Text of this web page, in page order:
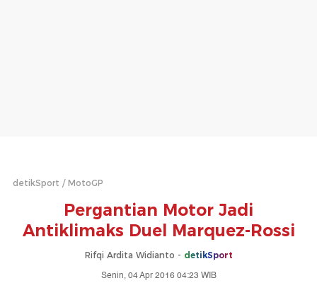
detikSport MotoGP
Pergantian Motor Jadi
Antiklimaks Duel Marquez-Rossi
Rifqi Ardita Widianto - detikSport
Senin, 04 Apr 2016 04:23 WIB